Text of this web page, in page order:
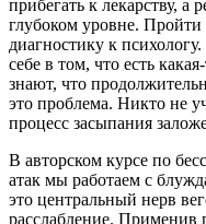
прибегать к лекарству, а
глубоком уровне. Пройти
диагностику к
себе в том, что есть
знают, что
это проблема. Никто не
процесс засыпания
В авторском курсе по
атак мы работаем с
это центральный нерв
расслабление. Применив